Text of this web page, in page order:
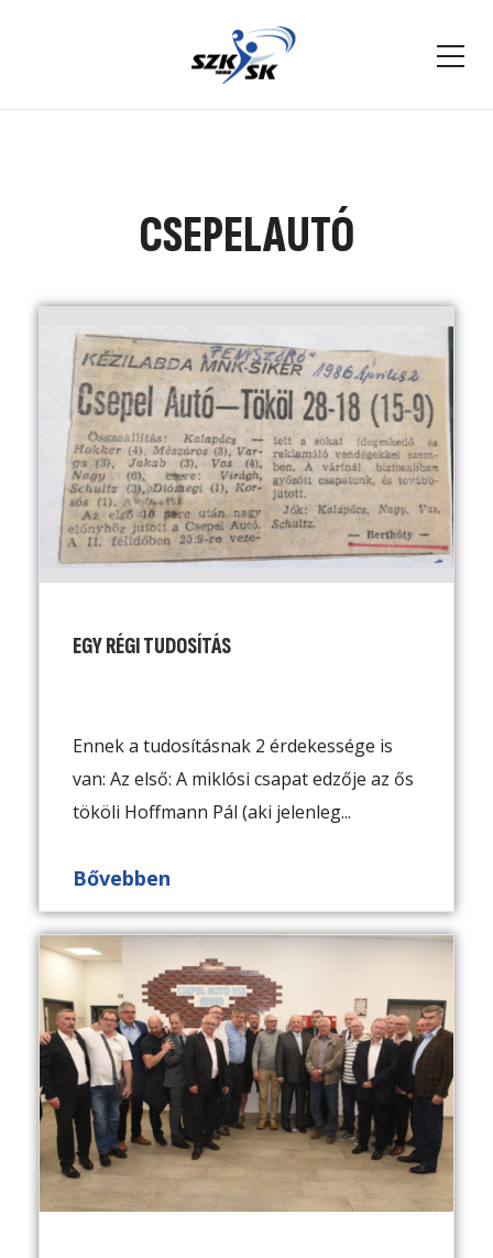
CSEPELAUTÓ
EGY RÉGI TUDOSÍTÁS
Ennek a tudosításnak 2 érdekessége is
van: Az első: A miklósi csapat edzője az ős
tököli Hoffmann Pál (aki jelenleg...
Bővebben